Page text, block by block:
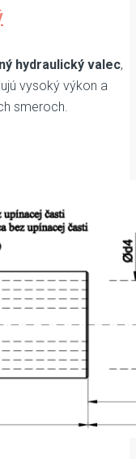
hydraulický valec,
vysoký výkon a
smeroch.